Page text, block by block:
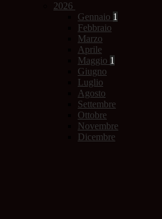
2026
Gennaio 1
Febbraio
Marzo
Aprile
Maggio 1
Giugno
Luglio
Agosto
Settembre
Ottobre
Novembre
Dicembre